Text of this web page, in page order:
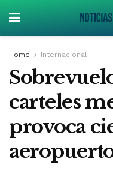
Home Internacional
carteles
provoca